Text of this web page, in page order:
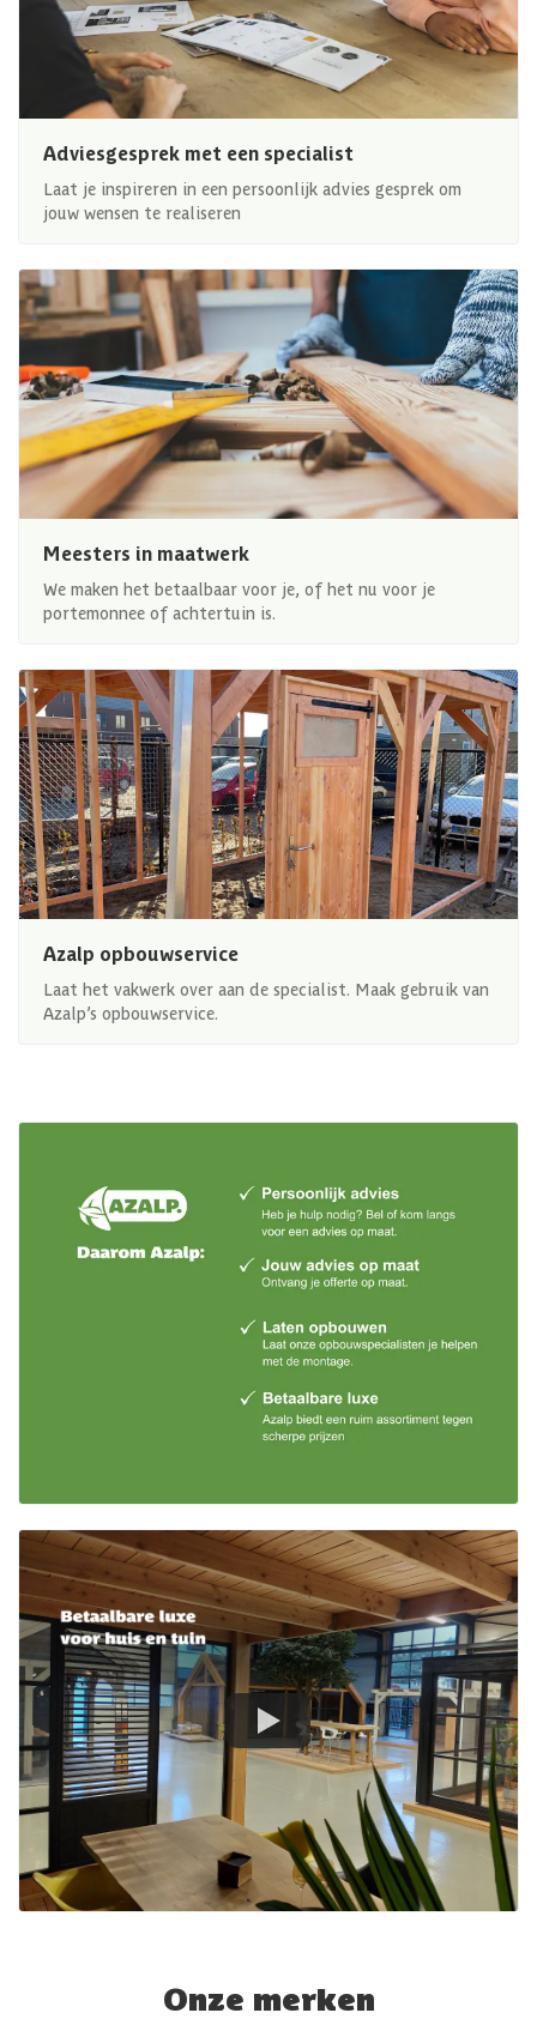
Adviesgesprek met een specialist
Laat je inspireren in een persoonlijk advies gesprek om
jouw wensen te realiseren
Meesters in maatwerk
We maken het betaalbaar voor je, of het nu voor je
portemonnee of achtertuin is.
Azalp opbouwservice
Laat het vakwerk over aan de specialist. Maak gebruik van
Azalp’s opbouwservice.
Onze merken